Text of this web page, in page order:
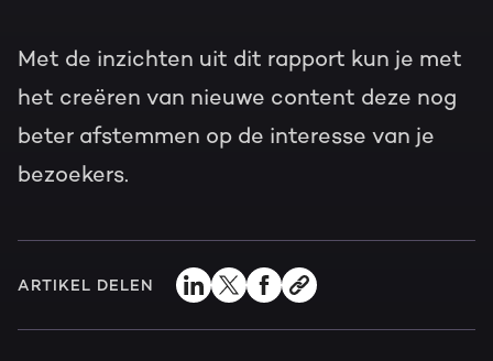
Met de inzichten uit dit rapport kun je met
het creëren van nieuwe content deze nog
beter afstemmen op de interesse van je
bezoekers.
ARTIKEL DELEN